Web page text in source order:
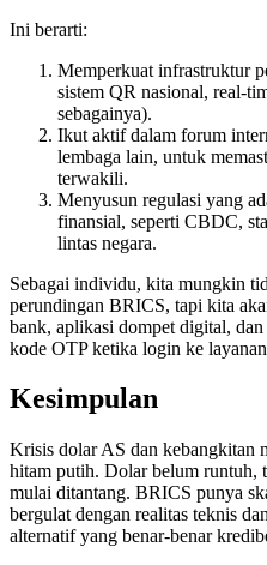
Ini berarti:
Memperkuat infrastruktur
sistem QR nasional, real-
sebagainya).
Ikut aktif dalam forum
lembaga lain, untuk
terwakili.
Menyusun regulasi yang
finansial, seperti CBDC,
lintas negara.
Sebagai individu, kita mungkin
perundingan BRICS, tapi kita
bank, aplikasi dompet digital,
kode OTP ketika login ke
Kesimpulan
Krisis dolar AS dan kebangkitan
hitam putih. Dolar belum runtuh,
mulai ditantang. BRICS punya
bergulat dengan realitas teknis
alternatif yang benar-benar